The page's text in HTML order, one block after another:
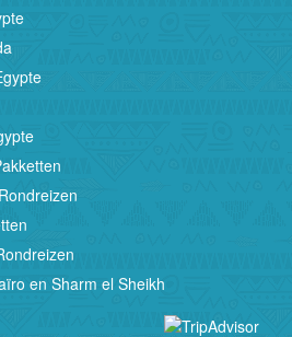
en Sharm el Sheikh